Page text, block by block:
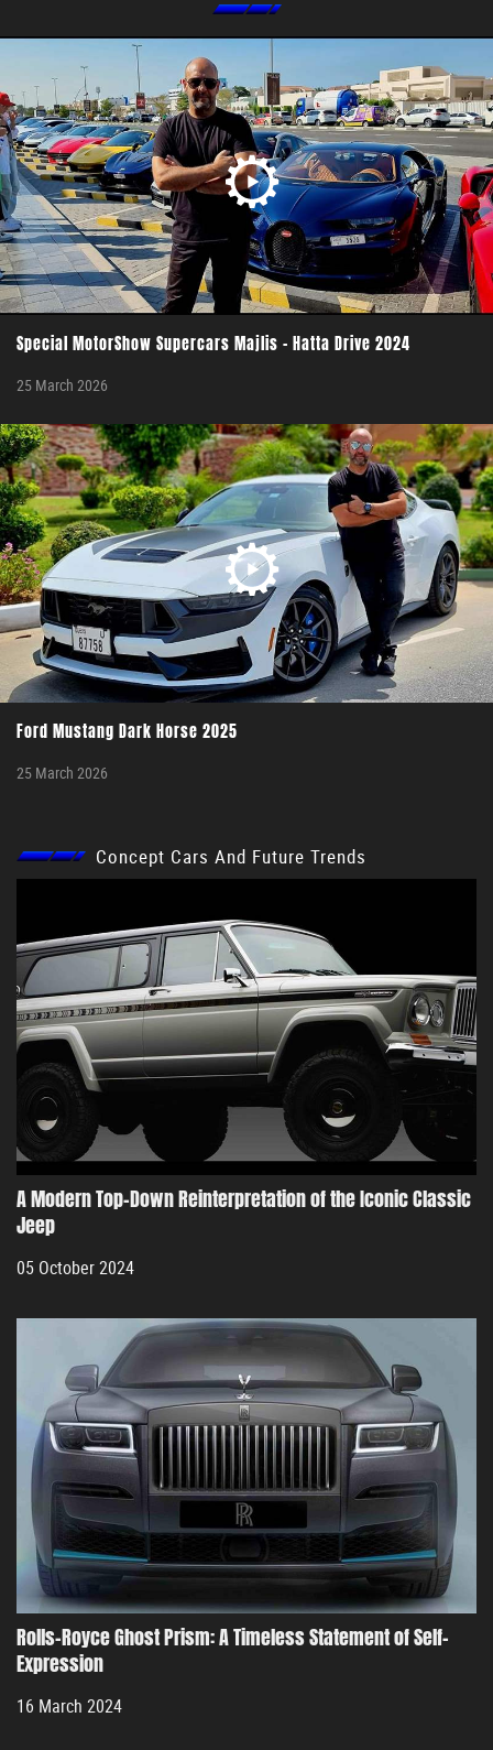
Special MotorShow Supercars Majlis - Hatta Drive 2024
25 March 2026
Ford Mustang Dark Horse 2025
25 March 2026
Concept Cars And Future Trends
A Modern Top-Down Reinterpretation of the Iconic Classic
Jeep
05 October 2024
Rolls-Royce Ghost Prism: A Timeless Statement of Self-
Expression
16 March 2024